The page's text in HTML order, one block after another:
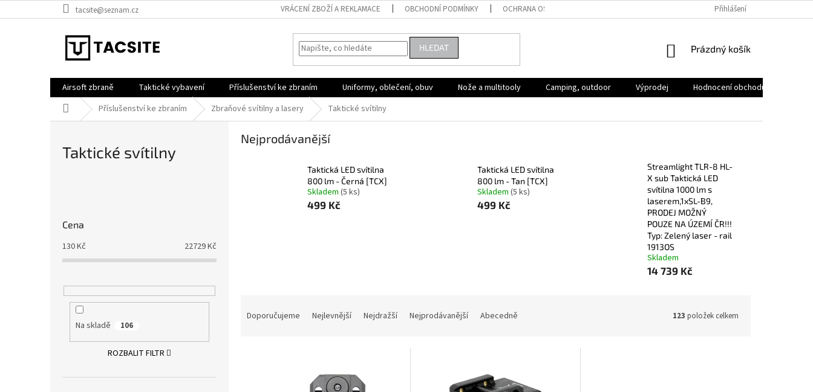
na
tacsite@seznam.cz VRÁCENÍ ZBOŽÍ A REKLAMACE OBCHODNÍ PODMÍNKY OCHRANA OSOBNÍCH ÚDAJŮ Přihlášení
HLEDAT
NÁKUPNÍ
Prázdný košík
Airsoft zbraně Taktické vybavení Příslušenství ke zbraním Uniformy, oblečení, obuv Nože a multitooly Camping, outdoor Výprodej Hodnocení obchodu
Domů Příslušenství ke zbraním Zbraňové svítilny a lasery Taktické svítilny
Taktické svítilny
Cena
130Kč 22729Kč
Na skladě 106
ROZBALIT FILTR
Nejprodávanější
Taktická LED svítilna
800 lm - Černá [TCX]
Skladem (5 ks)
499 Kč
Taktická LED svítilna
800 lm - Tan [TCX]
Skladem (5 ks)
499 Kč
Streamlight TLR-8 HL-
X sub Taktická LED
svítilna 1000 lm s
laserem,1xSL-B9,
PRODEJ MOŽNÝ
POUZE NA ÚZEMÍ ČR!!!
Typ: Zelený laser - rail
1913OS
Skladem
14 739 Kč
Doporučujeme Nejlevnější Nejdražší Nejprodávanější Abecedně 123 položek celkem